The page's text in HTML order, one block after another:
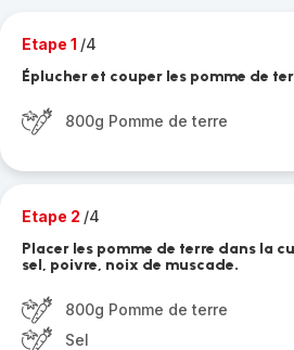
Etape 1 /4
Éplucher et couper les pomme de
800g Pomme de terre
Etape 2 /4
Placer les pomme de terre dans la
sel, poivre, noix de muscade.
800g Pomme de terre
Sel